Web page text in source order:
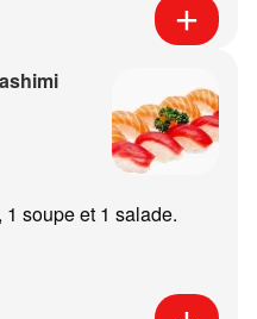
soupe et 1 salade.